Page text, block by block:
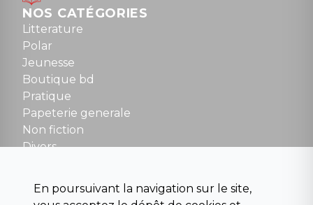
Dimanche : 10h30 à 12h30
Tel : 01 48 89 13 88
Fermé le dimanche en Juillet et Août
NOUS CONTACTER
contact@la-griffe-noire.com
NOS CATÉGORIES
Litterature
Polar
Jeunesse
Boutique bd
Pratique
Papeterie generale
Non fiction
Divers
Para scolaire
En poursuivant la navigation sur le site,